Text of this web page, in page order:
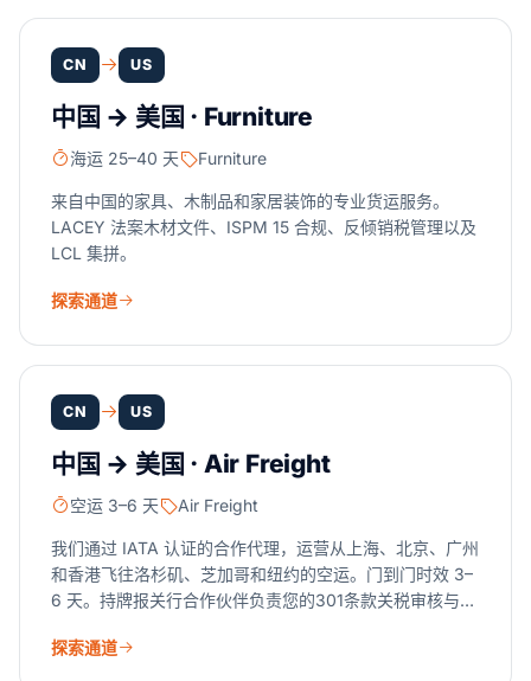
CN US
中国 → 美国 · Furniture
海运 25–40 天 Furniture
来自中国的家具、木制品和家居装饰的专业货运服务。
LACEY 法案木材文件、ISPM 15 合规、反倾销税管理以及
LCL 集拼。
探索通道
CN US
中国 → 美国 · Air Freight
空运 3–6 天 Air Freight
我们通过 IATA 认证的合作代理，运营从上海、北京、广州
和香港飞往洛杉矶、芝加哥和纽约的空运。门到门时效 3–
6 天。持牌报关行合作伙伴负责您的301条款关税审核与清
探索通道